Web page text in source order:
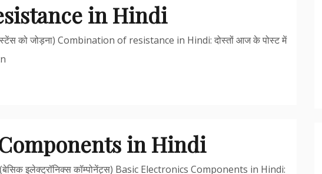
in Hindi
को जोड़ना) Combination of resistance in Hindi: दोस्तों आज के पोस्ट में
in Hindi
इलेक्ट्रॉनिक्स कॉम्पोनेंट्स) Basic Electronics Components in Hindi: